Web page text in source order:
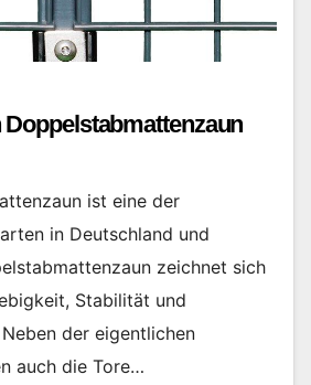
Doppelstabmattenzaun
ist eine der
in Deutschland und
zeichnet sich
Stabilität und
der eigentlichen
auch die Tore…